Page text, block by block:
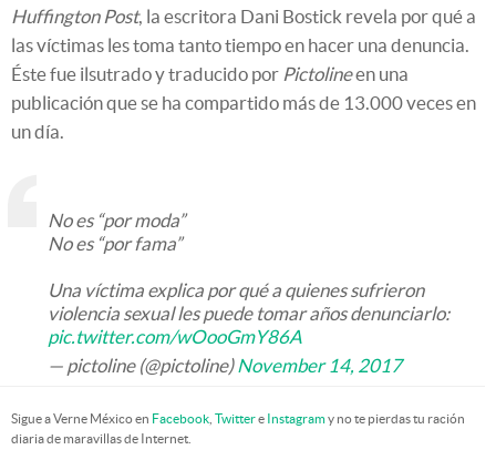
Huffington Post, la escritora Dani Bostick revela por qué a
las víctimas les toma tanto tiempo en hacer una denuncia.
Éste fue ilsutrado y traducido por Pictolineen una
publicación que se ha compartido más de 13.000 veces en
un día.
No es “por moda”
No es “por fama”
Una víctima explica por qué a quienes sufrieron
violencia sexual les puede tomar años denunciarlo:
pic.twitter.com/wOooGmY86A
— pictoline (@pictoline)November 14, 2017
Sigue a Verne México en Facebook Twittere Instagramy no te pierdas tu ración
diaria de maravillas de Internet.